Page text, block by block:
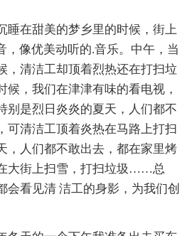
在甜美的梦乡里的时候，街上
像优美动听的.音乐。中午，当
，清洁工却顶着烈热还在打扫垃
候，我们在津津有味的看电视，
别是烈日炎炎的夏天，人们都不
可清洁工顶着炎热在马路上打扫
，人们都不敢出去，都在家里烤
大街上扫雪，打扫垃圾……总
会看见清 洁工的身影，为我们创